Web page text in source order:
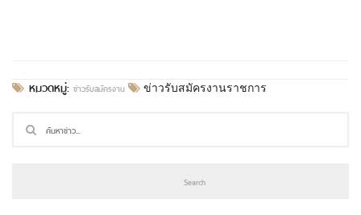
หมวดหมู่: ข่าวรับสมัครงาน ข่าวรับสมัครงานราชการ